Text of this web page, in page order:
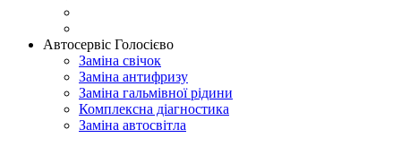
Автосервіс Голосієво
Заміна свічок
Заміна антифризу
Заміна гальмівної рідини
Комплексна діагностика
Заміна автосвітла